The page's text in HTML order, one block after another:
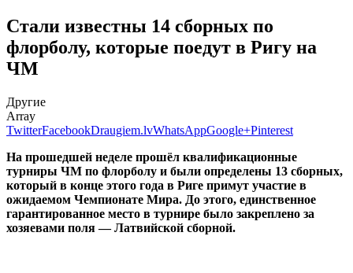
Стали известны 14 сборных по
флорболу, которые поедут в Ригу на
ЧМ
Другие
Array
TwitterFacebookDraugiem.lvWhatsAppGoogle+Pinterest
На прошедшей неделе прошёл квалификационные
турниры ЧМ по флорболу и были определены 13 сборных,
который в конце этого года в Риге примут участие в
ожидаемом Чемпионате Мира. До этого, единственное
гарантированное место в турнире было закреплено за
хозяевами поля — Латвийской сборной.